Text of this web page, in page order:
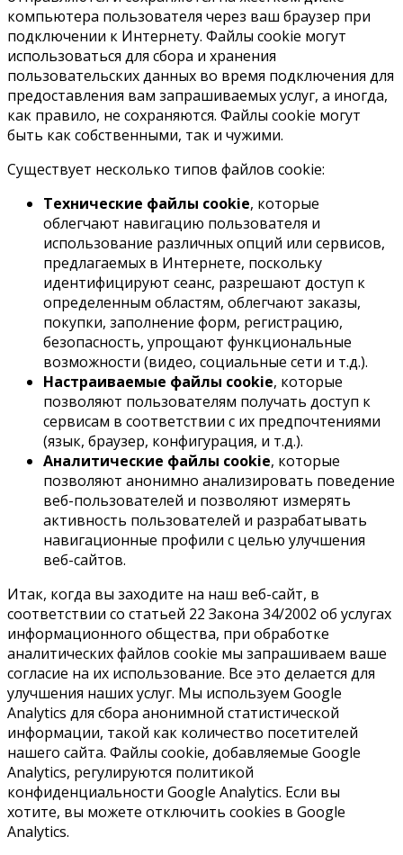
компьютера пользователя через ваш браузер при
подключении к Интернету. Файлы cookie могут
использоваться для сбора и хранения
пользовательских данных во время подключения для
предоставления вам запрашиваемых услуг, а иногда,
как правило, не сохраняются. Файлы cookie могут
быть как собственными, так и чужими.
Существует несколько типов файлов cookie:
Технические файлы cookie, которые
облегчают навигацию пользователя и
использование различных опций или сервисов,
предлагаемых в Интернете, поскольку
идентифицируют сеанс, разрешают доступ к
определенным областям, облегчают заказы,
покупки, заполнение форм, регистрацию,
безопасность, упрощают функциональные
возможности (видео, социальные сети и т.д.).
Настраиваемые файлы cookie, которые
позволяют пользователям получать доступ к
сервисам в соответствии с их предпочтениями
(язык, браузер, конфигурация, и т.д.).
Аналитические файлы cookie, которые
позволяют анонимно анализировать поведение
веб-пользователей и позволяют измерять
активность пользователей и разрабатывать
навигационные профили с целью улучшения
веб-сайтов.
Итак, когда вы заходите на наш веб-сайт, в
соответствии со статьей 22 Закона 34/2002 об услугах
информационного общества, при обработке
аналитических файлов cookie мы запрашиваем ваше
согласие на их использование. Все это делается для
улучшения наших услуг. Мы используем Google
Analytics для сбора анонимной статистической
информации, такой как количество посетителей
нашего сайта. Файлы cookie, добавляемые Google
Analytics, регулируются политикой
конфиденциальности Google Analytics. Если вы
хотите, вы можете отключить cookies в Google
Analytics.